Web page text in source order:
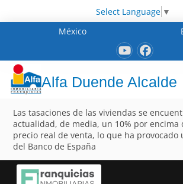
Select Language ▼
México
Alfa Duende Alcalde
Las tasaciones de las viviendas se
actualidad, de media, un 10% por encima
precio real de venta, lo que ha provocado
del Banco de España